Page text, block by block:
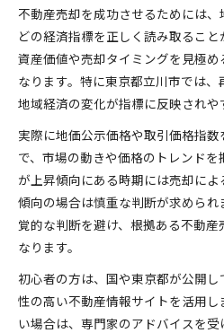
不動産売却を成功させるためには
どの経済指標を正しく読み取るこ
資産価値や売却タイミングを見極
なります。特に東京都立川市では
地域経済の変化が指標に反映されや
実際に地価公示価格や取引価格指
で、市場の動きや価格のトレンド
が上昇傾向にある時期には売却に
傾向の場合は慎重な判断が求めら
覚的な判断を避け、根拠ある不動
なります。
初心者の方は、国や東京都が公開
性の高い不動産情報サイトを活用
い場合は、専門家のアドバイスを